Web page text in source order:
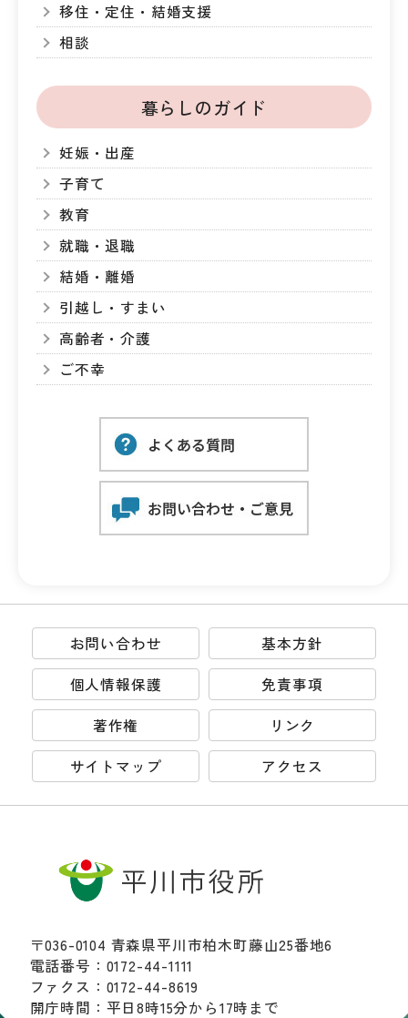
移住・定住・結婚支援
相談
暮らしのガイド
妊娠・出産
子育て
教育
就職・退職
結婚・離婚
引越し・すまい
高齢者・介護
ご不幸
お問い合わせ
基本方針
個人情報保護
免責事項
著作権
リンク
サイトマップ
アクセス
〒036-0104 青森県平川市柏木町藤山25番地6
電話番号：0172-44-1111
ファクス：0172-44-8619
開庁時間：平日8時15分から17時まで